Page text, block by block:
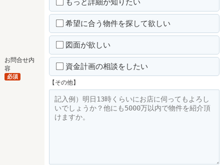
お問合せ内
容
必須
もっと詳細が知りたい
希望に合う物件を探して欲しい
図面が欲しい
資金計画の相談をしたい
【その他】